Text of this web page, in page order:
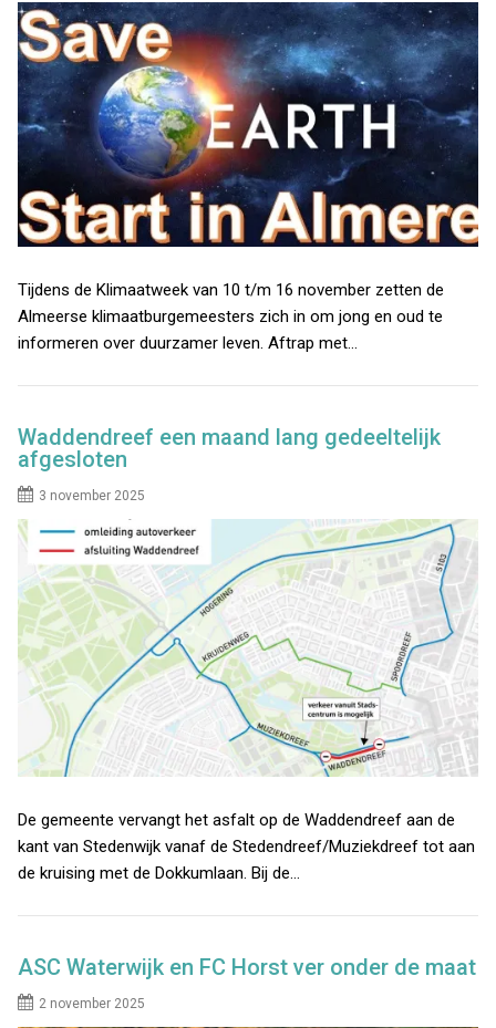
Tijdens de Klimaatweek van 10 t/m 16 november zetten de
Almeerse klimaatburgemeesters zich in om jong en oud te
informeren over duurzamer leven. Aftrap met…
Waddendreef een maand lang gedeeltelijk
afgesloten
3 november 2025
De gemeente vervangt het asfalt op de Waddendreef aan de
kant van Stedenwijk vanaf de Stedendreef/Muziekdreef tot aan
de kruising met de Dokkumlaan. Bij de…
ASC Waterwijk en FC Horst ver onder de maat
2 november 2025